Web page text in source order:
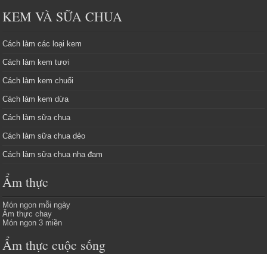
KEM VÀ SỮA CHUA
Cách làm các loại kem
Cách làm kem tươi
Cách làm kem chuối
Cách làm kem dừa
Cách làm sữa chua
Cách làm sữa chua dẻo
Cách làm sữa chua nha đam
Ẩm thực
Món ngon mỗi ngày
Ẩm thực chay
Món ngon 3 miền
Ẩm thực cuộc sống